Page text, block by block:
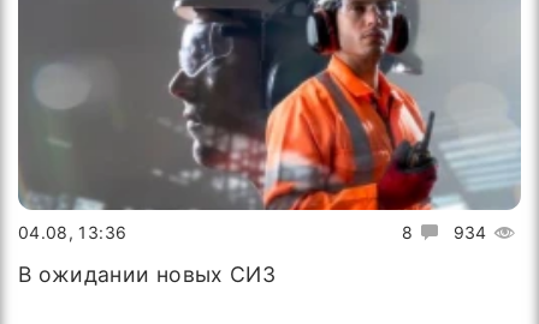
8 934
04.08, 13:36
В ожидании новых СИЗ